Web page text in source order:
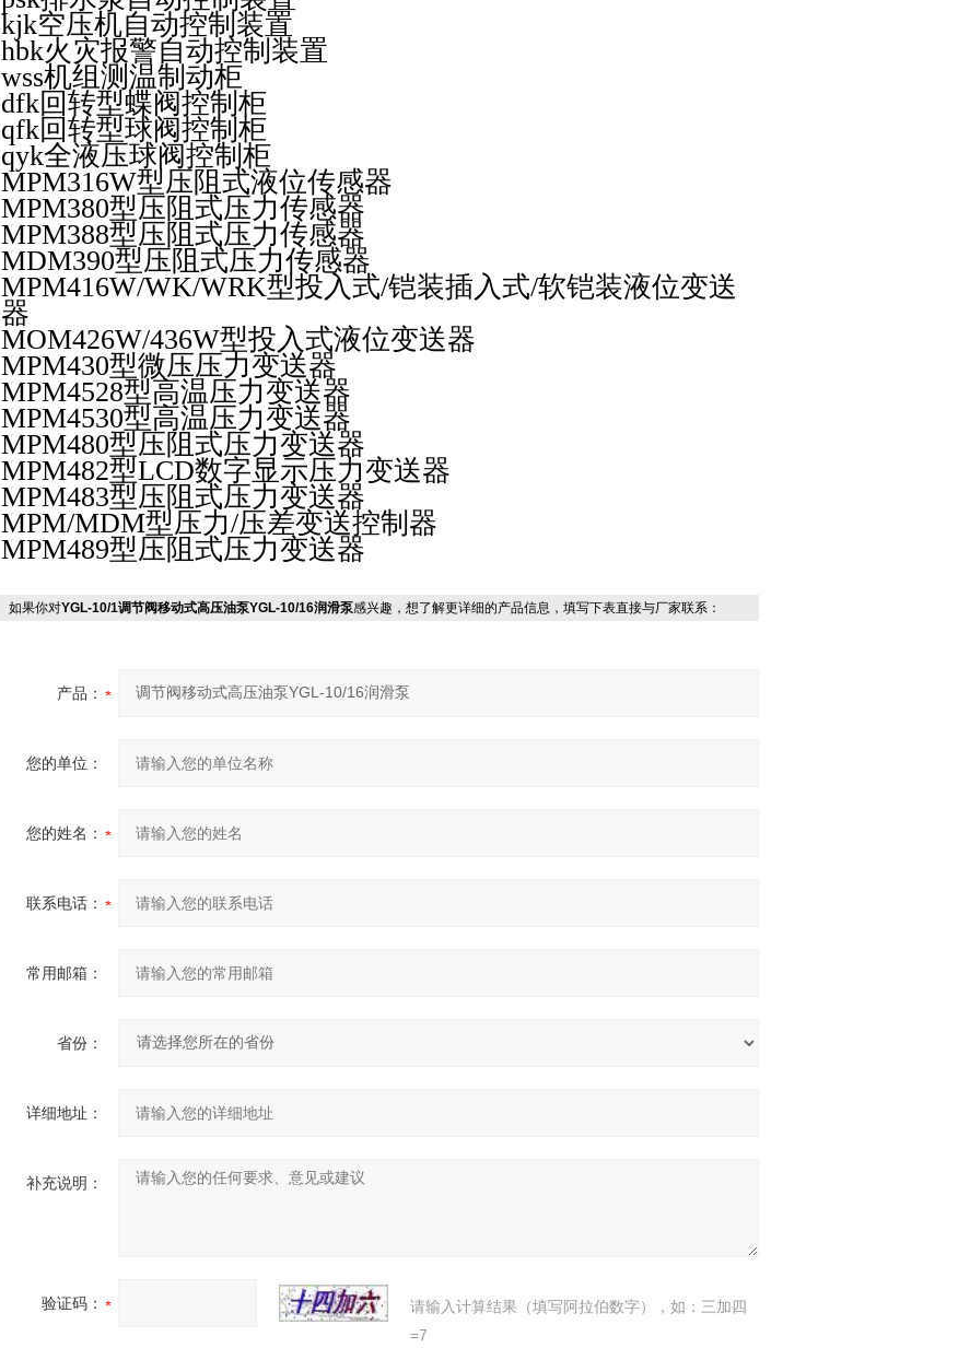
kjk空压机自动控制装置
hbk火灾报警自动控制装置
wss机组测温制动柜
dfk回转型蝶阀控制柜
qfk回转型球阀控制柜
qyk全液压球阀控制柜
MPM316W型压阻式液位传感器
MPM380型压阻式压力传感器
MPM388型压阻式压力传感器
MDM390型压阻式压力传感器
MPM416W/WK/WRK型投入式/铠装插入式/软铠装液位变送
器
MOM426W/436W型投入式液位变送器
MPM430型微压压力变送器
MPM4528型高温压力变送器
MPM4530型高温压力变送器
MPM480型压阻式压力变送器
MPM482型LCD数字显示压力变送器
MPM483型压阻式压力变送器
MPM/MDM型压力/压差变送控制器
MPM489型压阻式压力变送器
如果你对YGL-10/1调节阀移动式高压油泵YGL-10/16润滑泵感兴趣，想了解更详细的产品信息，填写下表直接与厂家联系：
产品：
您的单位：
您的姓名：
联系电话：
常用邮箱：
省份：
详细地址：
补充说明：
验证码：
请输入计算结果（填写阿拉伯数字），如：三加四
=7